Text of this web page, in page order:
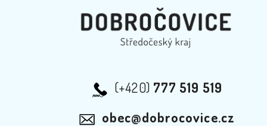
(+420) 777 519 519
obec@dobrocovice.cz